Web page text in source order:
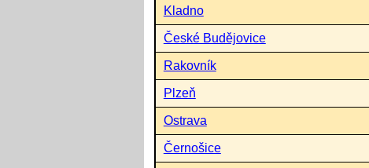
Kladno
České Budějovice
Rakovník
Plzeň
Ostrava
Černošice